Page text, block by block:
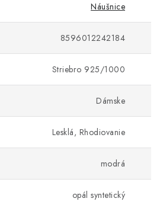
Náušnice
8596012242184
Striebro 925/1000
Dámske
Lesklá, Rhodiovanie
modrá
opál syntetický